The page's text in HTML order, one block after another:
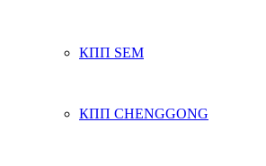
КПП SEM
КПП CHENGGONG